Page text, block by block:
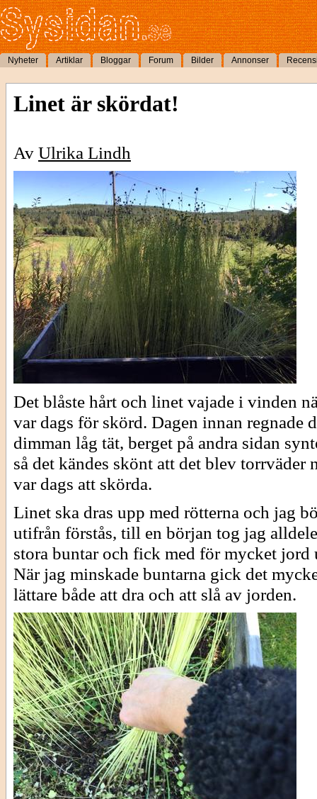
Nyheter Artiklar Bloggar Forum Bilder Annonser
Linet är skördat!
Av Ulrika Lindh
Det blåste hårt och linet vajade i vinden
var dags för skörd. Dagen innan regnade
dimman låg tät, berget på andra sidan
så det kändes skönt att det blev torrväder
var dags att skörda.
Linet ska dras upp med rötterna och jag
utifrån förstås, till en början tog jag
stora buntar och fick med för mycket jord
När jag minskade buntarna gick det
lättare både att dra och att slå av jorden.